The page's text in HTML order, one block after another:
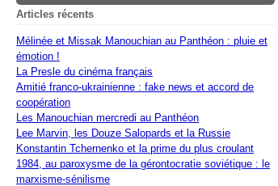
Articles récents
Mélinée et Missak Manouchian au Panthéon : pluie et
émotion !
La Presle du cinéma français
Amitié franco-ukrainienne : fake news et accord de
coopération
Les Manouchian mercredi au Panthéon
Lee Marvin, les Douze Salopards et la Russie
Konstantin Tchernenko et la prime du plus croulant
1984, au paroxysme de la gérontocratie soviétique : le
marxisme-sénilisme